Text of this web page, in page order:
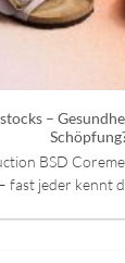
–
BSD
fast jeder kennt